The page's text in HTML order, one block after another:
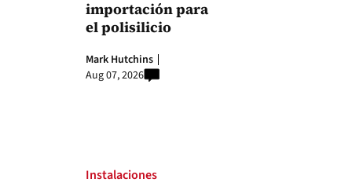
importación para
el polisilicio
Mark Hutchins
Aug 07, 2026
Instalaciones